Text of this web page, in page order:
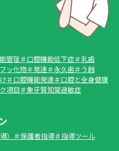
管理＃口腔機能低下症＃乳歯
ッ化物＃発達＃永久歯＃う蝕
＃口腔機能発達＃口腔と全身健康
項目＃象牙質知覚過敏症
） ＃保護者指導＃指導ツール